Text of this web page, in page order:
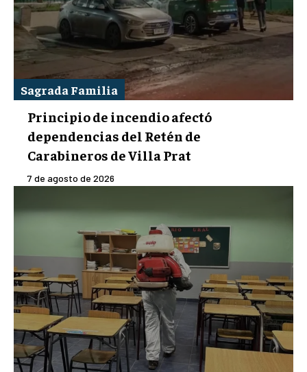
Sagrada Familia
Principio de incendio afectó
dependencias del Retén de
Carabineros de Villa Prat
7 de agosto de 2026